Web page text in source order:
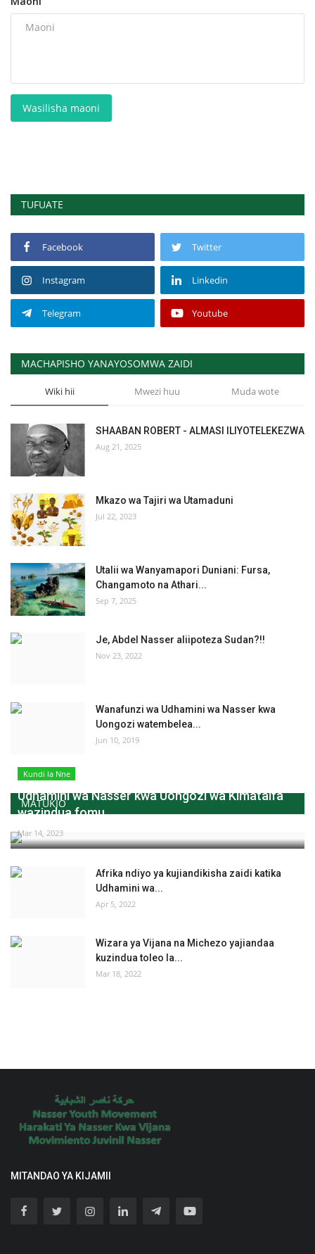
Wasilisha maoni
TUFUATE
Facebook Twitter
Instagram Linkedin
Telegram Youtube
MACHAPISHO YANAYOSOMWA ZAIDI
Wiki hii Mwezi huu Muda wote
SHAABAN ROBERT - ALMASI ILIYOTELEKEZWA
Aug 21, 2025
Mkazo wa Tajiri wa Utamaduni
Jul 22, 2023
Utalii wa Wanyamapori Duniani: Fursa,
Changamoto na Athari...
Sep 7, 2025
Je, Abdel Nasser aliipoteza Sudan?!!
Nov 23, 2022
Wanafunzi wa Udhamini wa Nasser kwa
Uongozi watembelea...
Jun 10, 2019
MATUKIO
Kundi la Nne
Udhamini wa Nasser kwa Uongozi wa Kimataifa
wazindua fomu...
Mar 14, 2023
Afrika ndiyo ya kujiandikisha zaidi katika
Udhamini wa...
Apr 5, 2022
Wizara ya Vijana na Michezo yajiandaa
kuzindua toleo la...
Mar 18, 2022
MITANDAO YA KIJAMII